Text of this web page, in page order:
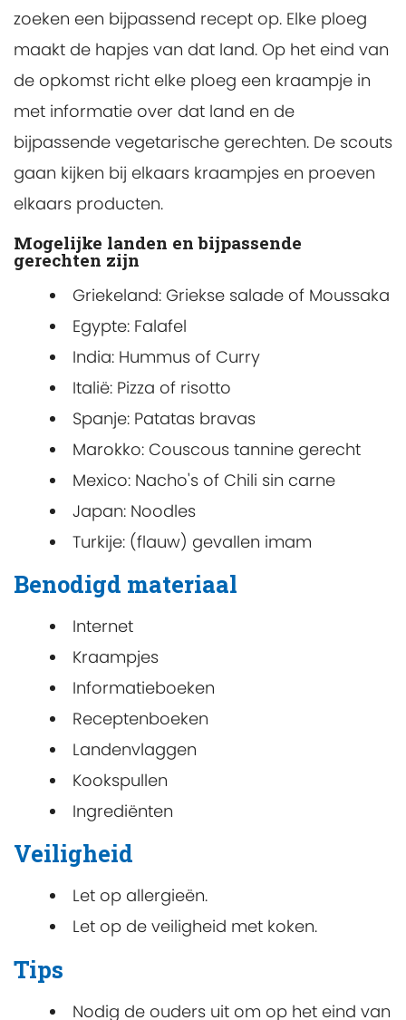
zoeken een bijpassend recept op. Elke ploeg
maakt de hapjes van dat land. Op het eind van
de opkomst richt elke ploeg een kraampje in
met informatie over dat land en de
bijpassende vegetarische gerechten. De scouts
gaan kijken bij elkaars kraampjes en proeven
elkaars producten.
Mogelijke landen en bijpassende
gerechten zijn
Griekeland: Griekse salade of Moussaka
Egypte: Falafel
India: Hummus of Curry
Italië: Pizza of risotto
Spanje: Patatas bravas
Marokko: Couscous tannine gerecht
Mexico: Nacho's of Chili sin carne
Japan: Noodles
Turkije: (flauw) gevallen imam
Benodigd materiaal
Internet
Kraampjes
Informatieboeken
Receptenboeken
Landenvlaggen
Kookspullen
Ingrediënten
Veiligheid
Let op allergieën.
Let op de veiligheid met koken.
Tips
Nodig de ouders uit om op het eind van